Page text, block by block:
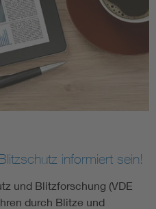
informiert sein!
und Blitzforschung (VDE
durch Blitze und